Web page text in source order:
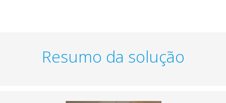
Resumo da solução